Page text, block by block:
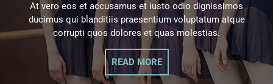
At vero eos et accusamus et iusto odio dignissimos
ducimus qui blanditiis praesentium voluptatum atque
corrupti quos dolores et quas molestias.
READ MORE